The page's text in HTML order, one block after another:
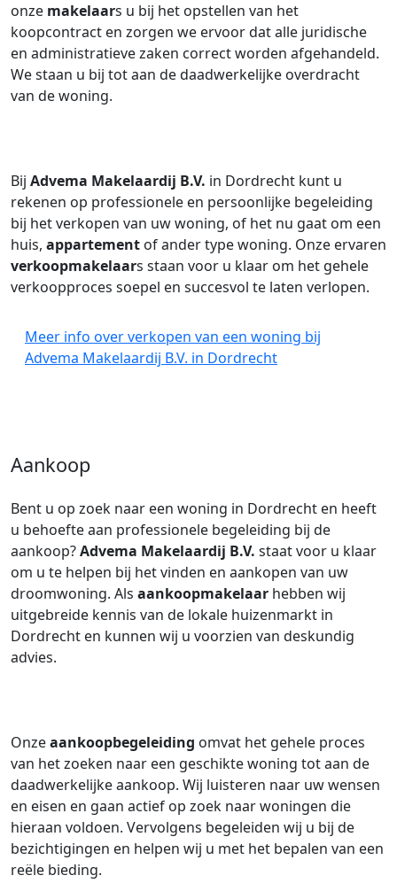
onze makelaars u bij het opstellen van het
koopcontract en zorgen we ervoor dat alle juridische
en administratieve zaken correct worden afgehandeld.
We staan u bij tot aan de daadwerkelijke overdracht
van de woning.
Bij Advema Makelaardij B.V. in Dordrecht kunt u
rekenen op professionele en persoonlijke begeleiding
bij het verkopen van uw woning, of het nu gaat om een
huis, appartement of ander type woning. Onze ervaren
verkoopmakelaars staan voor u klaar om het gehele
verkoopproces soepel en succesvol te laten verlopen.
Meer info over verkopen van een woning bij
Advema Makelaardij B.V. in Dordrecht
Aankoop
Bent u op zoek naar een woning in Dordrecht en heeft
u behoefte aan professionele begeleiding bij de
aankoop?Advema Makelaardij B.V. staat voor u klaar
om u te helpen bij het vinden en aankopen van uw
droomwoning. Als aankoopmakelaar hebben wij
uitgebreide kennis van de lokale huizenmarkt in
Dordrecht en kunnen wij u voorzien van deskundig
advies.
Onzeaankoopbegeleiding omvat het gehele proces
van het zoeken naar een geschikte woning tot aan de
daadwerkelijke aankoop. Wij luisteren naar uw wensen
en eisen en gaan actief op zoek naar woningen die
hieraan voldoen. Vervolgens begeleiden wij u bij de
bezichtigingen en helpen wij u met het bepalen van een
reële bieding.